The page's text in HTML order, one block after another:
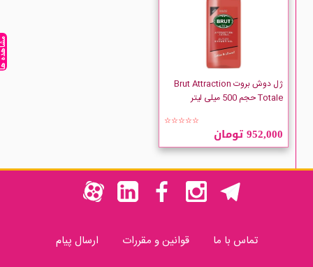
ژل دوش بروت Brut Attraction
Totale حجم 500 میلی لیتر
☆☆☆☆☆
952,000 تومان
تماس با ما قوانین و مقررات ارسال پیام